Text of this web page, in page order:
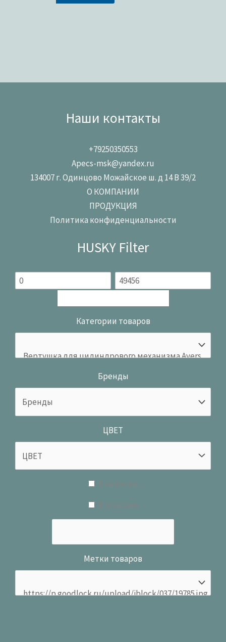
Наши контакты
+79250350553
Apecs-msk@yandex.ru
134007 г. Одинцово Можайское ш. д 14 В 39/2
О КОМПАНИИ
ПРОДУКЦИЯ
Политика конфиденциальности
HUSKY Filter
Категории товаров
Бренды
ЦВЕТ
Метки товаров